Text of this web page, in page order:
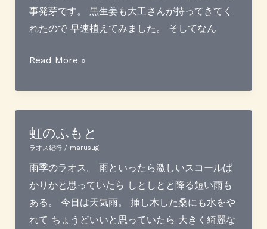
事発芽です。 黒生姜も大工さんが持ってきてく
れたので 早速植えてみました。 そしてなん
も
米
発
芽
と
そ
の
他
色々
Read More »
虹のふもと
ラオス紀行/ marusugi
雨季のラオス。 雨といったら激しいスコールば
かりかと思っていたら しとしとと降る短い雨も
ある。 今日は天気雨。 挿し木した桑にも水をや
れて ちょうどいいと思っていたら 大きく綺麗な